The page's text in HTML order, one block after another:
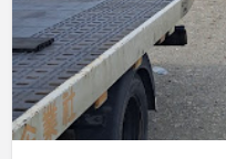
清
楚
｜
避
免
沙
灘
怎
麼
辦？